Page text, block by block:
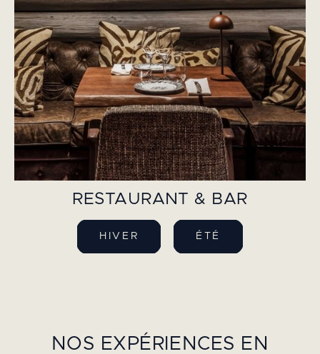
RESTAURANT & BAR
HIVER ÉTÉ
NOS EXPÉRIENCES EN